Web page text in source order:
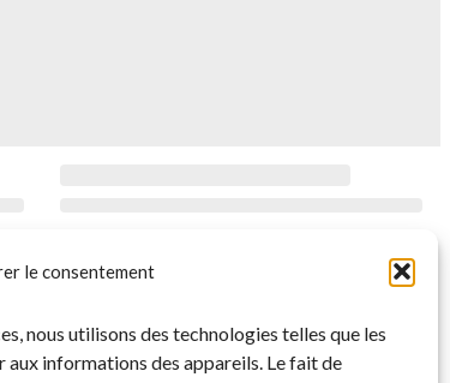
le consentement
nous utilisons des technologies telles que les
informations des appareils. Le fait de